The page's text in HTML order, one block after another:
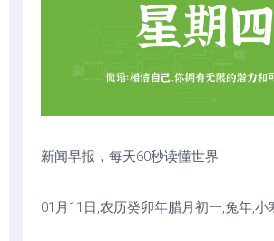
新闻早报，每天60秒读懂世界
01月11日,农历癸卯年腊月初一,兔年,小